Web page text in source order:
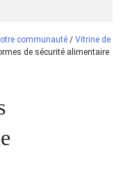
communauté / Vitrine de
de sécurité alimentaire